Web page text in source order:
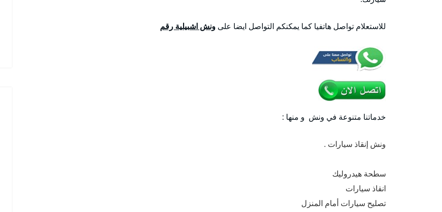
للاستعلام تواصل هاتفيا كما يمكنكم التواصل ايضا على ونش اشبيلية رقم
خدماتنا متنوعة في ونش و منها :
ونش إنقاذ سيارات .
سطحة هيدروليك
انقاذ سيارات
تصليح سيارات أمام المنزل